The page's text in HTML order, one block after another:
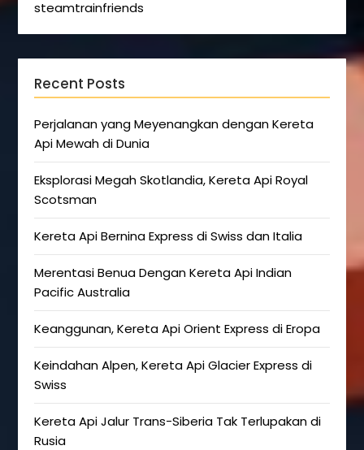
steamtrainfriends
Recent Posts
Perjalanan yang Meyenangkan dengan Kereta
Api Mewah di Dunia
Eksplorasi Megah Skotlandia, Kereta Api Royal
Scotsman
Kereta Api Bernina Express di Swiss dan Italia
Merentasi Benua Dengan Kereta Api Indian
Pacific Australia
Keanggunan, Kereta Api Orient Express di Eropa
Keindahan Alpen, Kereta Api Glacier Express di
Swiss
Kereta Api Jalur Trans-Siberia Tak Terlupakan di
Rusia